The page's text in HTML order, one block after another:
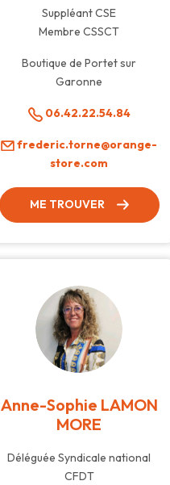
Suppléant CSE
Membre CSSCT
Boutique de Portet sur
Garonne
06.42.22.54.84
frederic.torne@orange-
store.com
ME TROUVER
Anne-Sophie LAMON
MORE
Déléguée Syndicale national
CFDT